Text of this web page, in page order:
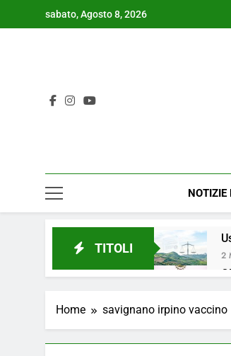
sabato, Agosto 8, 2026
NOTIZIE
TITOLI
2
5
⚠️
Home savignano irpino vaccino